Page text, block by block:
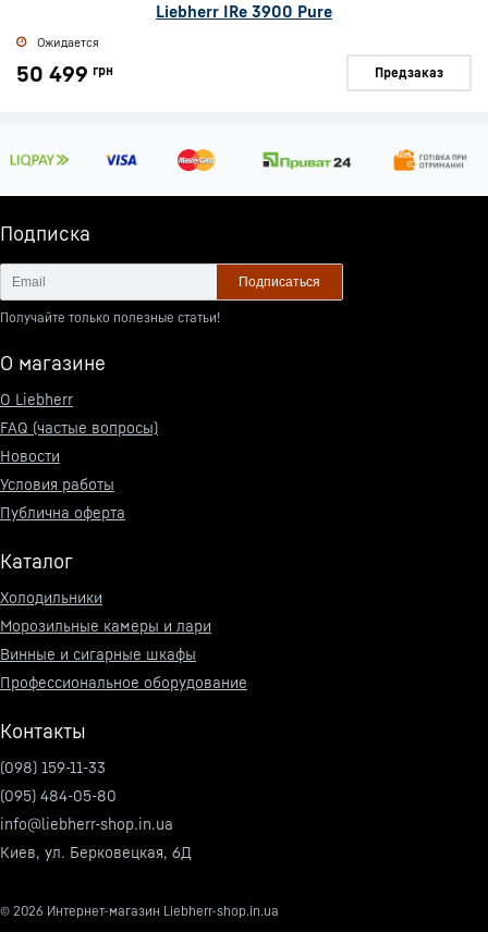
Liebherr IRe 3900 Pure
Ожидается
50 499 грн Предзаказ
Подписка
Подписаться
Получайте только полезные статьи!
О магазине
О Liebherr
FAQ (частые вопросы)
Новости
Условия работы
Публична оферта
Каталог
Холодильники
Морозильные камеры и лари
Винные и сигарные шкафы
Профессиональное оборудование
Контакты
(098) 159-11-33
(095) 484-05-80
info@liebherr-shop.in.ua
Киев, ул. Берковецкая, 6Д
© 2026 Интернет-магазин Liebherr-shop.in.ua